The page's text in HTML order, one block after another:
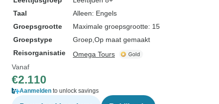
Taal
Alleen: Engels
Groepsgrootte
Maximale groepsgrootte: 15
Groepstype
Groep Op maat gemaakt
Reisorganisatie
Omega Tours
Vanaf
€2.110
Aanmelden to unlock savings